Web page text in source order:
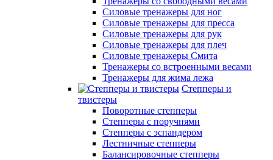
Силовые тренажеры для ног
Силовые тренажеры для пресса
Силовые тренажеры для рук
Силовые тренажеры для плеч
Силовые тренажеры Смита
Тренажеры со встроенными весами
Тренажеры для жима лежа
Степперы и
твистеры
Поворотные степперы
Степперы с поручнями
Степперы с эспандером
Лестничные степперы
Балансировочные степперы